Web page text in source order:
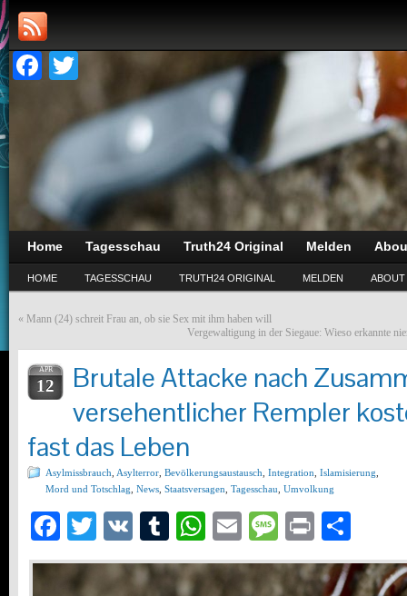
Facebook
Twitter
Home Tagesschau Truth24 Original Melden
HOME TAGESSCHAU TRUTH24 ORIGINAL MELDEN ABOUT
« Mann (24) schreit Frau an, ob sie Sex mit ihm haben will
Vergewaltigung in der Siegaue: Wieso erkannte
APR
12
Brutale Attacke nach
versehentlicher Rempler
fast das Leben
Asylmissbrauch Asylterror Bevölkerungsaustausch Integration Islamisierung
Mord und Totschlag News Staatsversagen Tagesschau Umvolkung
Facebook
Twitter
VK Tumblr
WhatsApp
EmailMessage
Print